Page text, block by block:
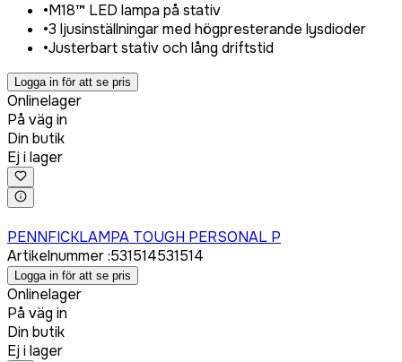
•M18™ LED lampa på stativ
•3 ljusinställningar med högpresterande lysdioder
•Justerbart stativ och lång driftstid
Logga in för att se pris
Onlinelager
På väg in
Din butik
Ej i lager
PENNFICKLAMPA TOUGH PERSONAL P
Artikelnummer:531514531514
Logga in för att se pris
Onlinelager
På väg in
Din butik
Ej i lager